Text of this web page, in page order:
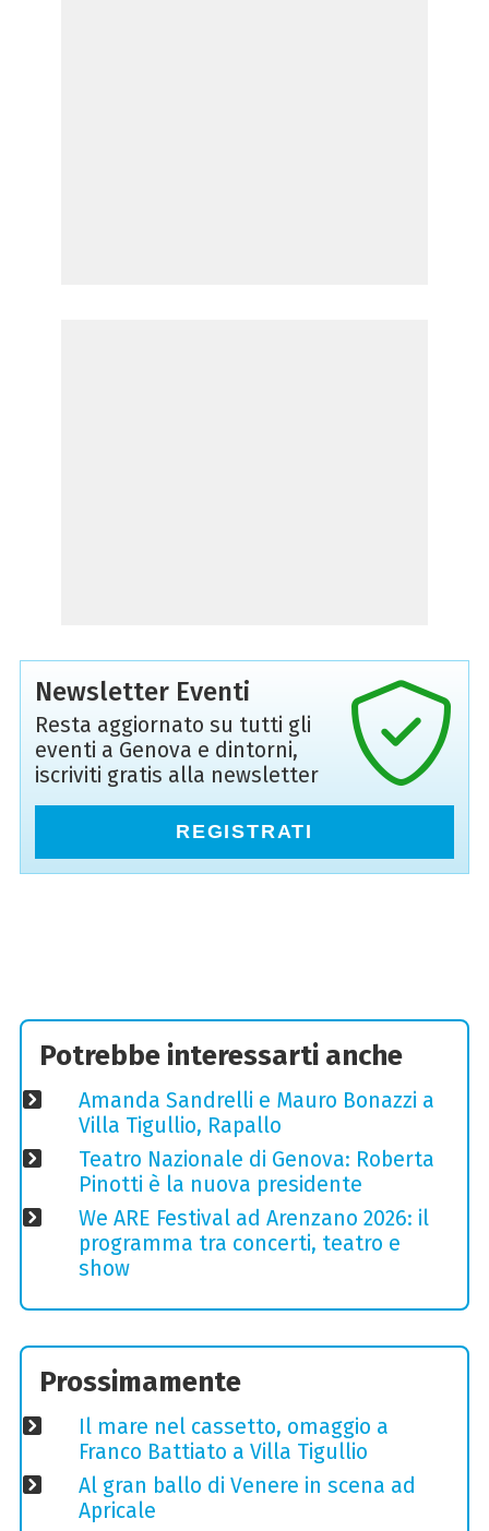
Newsletter Eventi
Resta aggiornato su tutti gli
eventi a Genova e dintorni,
iscriviti gratis alla newsletter
REGISTRATI
Potrebbe interessarti anche
Amanda Sandrelli e Mauro Bonazzi a
Villa Tigullio, Rapallo
Teatro Nazionale di Genova: Roberta
Pinotti è la nuova presidente
We ARE Festival ad Arenzano 2026: il
programma tra concerti, teatro e
show
Prossimamente
Il mare nel cassetto, omaggio a
Franco Battiato a Villa Tigullio
Al gran ballo di Venere in scena ad
Apricale